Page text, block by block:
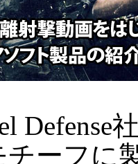
チーフ